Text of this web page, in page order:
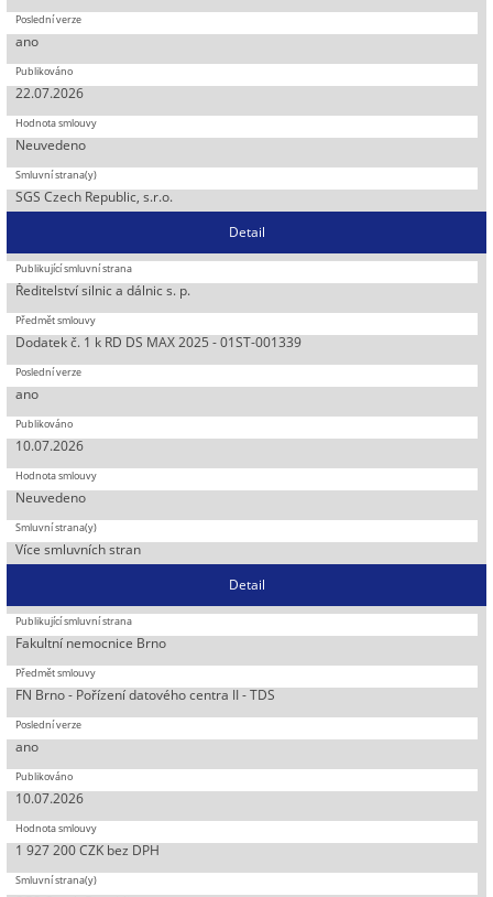
ano
22.07.2026
Neuvedeno
SGS Czech Republic, s.r.o.
Detail
Ředitelství silnic a dálnic s. p.
Dodatek č. 1 k RD DS MAX 2025 - 01ST-001339
ano
10.07.2026
Neuvedeno
Více smluvních stran
Detail
Fakultní nemocnice Brno
FN Brno - Pořízení datového centra II - TDS
ano
10.07.2026
1 927 200 CZK bez DPH